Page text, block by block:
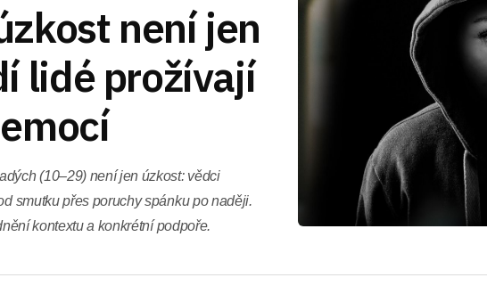
není jen
lidé prožívají
(10–29) není jen úzkost: vědci
smutku přes poruchy spánku po naději.
kontextu a konkrétní podpoře.